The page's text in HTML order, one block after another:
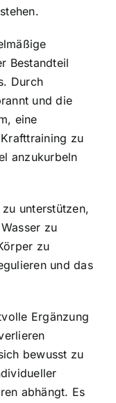
Bestandteil
Durch
und die
eine
zu
anzukurbeln
unterstützen,
zu
zu
und das
Ergänzung
bewusst zu
abhängt. Es